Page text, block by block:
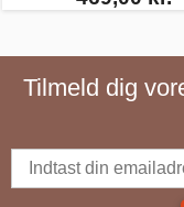
Tilmeld dig